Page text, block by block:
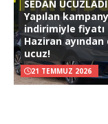
SEDAN
Yapılan
indirimiyle fiyatı
Haziran ayından
ucuz!
21 TEMMUZ 2026